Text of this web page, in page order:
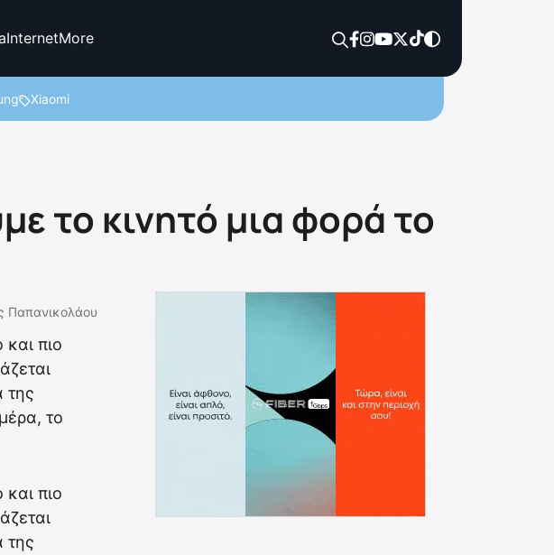
InternetMore
Xiaomi
το κινητό μια φορά το
Παπανικολάου
πιο
της
το
πιο
της